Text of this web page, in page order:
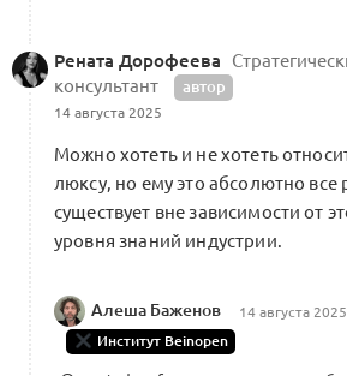
Рената Дорофеева
консультант
автор
14 августа 2025
Можно хотеть и не хотеть
люксу, но ему это абсолютно все
существует вне зависимости от
уровня знаний индустрии.
Алеша Баженов 14 августа 2025
Институт Beinopen